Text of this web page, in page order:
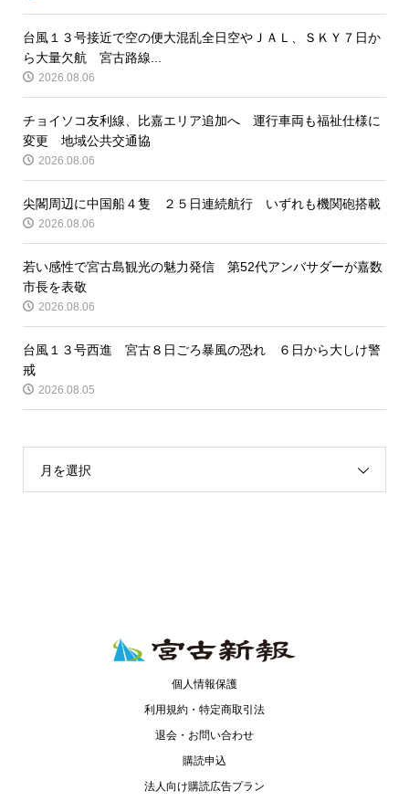
台風１３号接近で空の便大混乱全日空やＪＡＬ、ＳＫＹ７日か
ら大量欠航 宮古路線...
2026.08.06
チョイソコ友利線、比嘉エリア追加へ 運行車両も福祉仕様に
変更 地域公共交通協
2026.08.06
尖閣周辺に中国船４隻 ２５日連続航行 いずれも機関砲搭載
2026.08.06
若い感性で宮古島観光の魅力発信 第52代アンバサダーが嘉数
市長を表敬
2026.08.06
台風１３号西進 宮古８日ごろ暴風の恐れ ６日から大しけ警
戒
2026.08.05
月を選択
個人情報保護
利用規約・特定商取引法
退会・お問い合わせ
購読申込
法人向け購読広告プラン